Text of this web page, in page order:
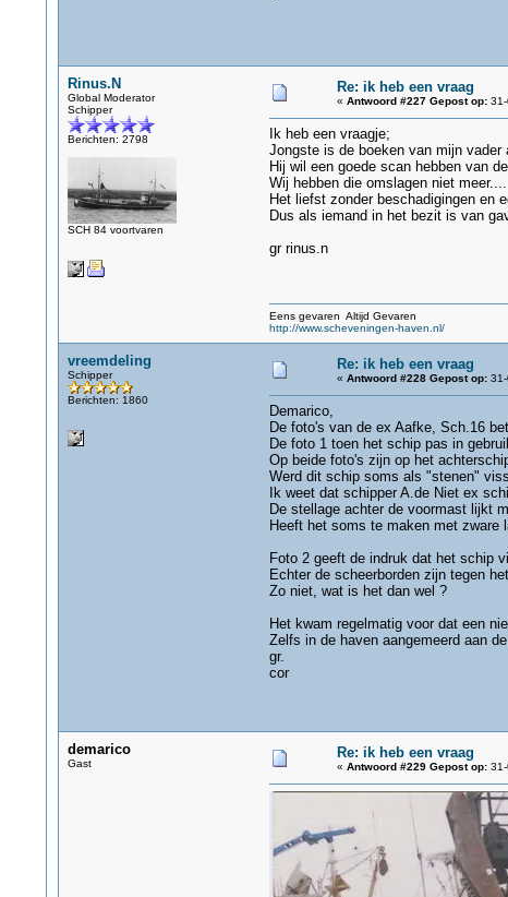
Rinus.N
Global Moderator
Schipper
Berichten: 2798
SCH 84 voortvaren
Re: ik heb een vraag
« Antwoord #227 Gepost op:31-
Ik heb een vraagje;
Jongste is de boeken van mijn vader
Hij wil een goede scan hebben van
Wij hebben die omslagen niet meer....
Het liefst zonder beschadigingen en
Dus als iemand in het bezit is van
gr rinus.n
Eens gevaren Altijd Gevaren
http://www.scheveningen-haven.nl/
vreemdeling
Schipper
Berichten: 1860
Re: ik heb een vraag
« Antwoord #228 Gepost op:31-
Demarico,
De foto's van de ex Aafke, Sch.16
De foto 1 toen het schip pas in
Op beide foto's zijn op het
Werd dit schip soms als "stenen"
Ik weet dat schipper A.de Niet ex
De stellage achter de voormast lijkt
Heeft het soms te maken met zware
Foto 2 geeft de indruk dat het schip
Echter de scheerborden zijn tegen
Zo niet, wat is het dan wel ?
Het kwam regelmatig voor dat een
Zelfs in de haven aangemeerd aan
gr.
cor
demarico
Gast
Re: ik heb een vraag
« Antwoord #229 Gepost op:31-